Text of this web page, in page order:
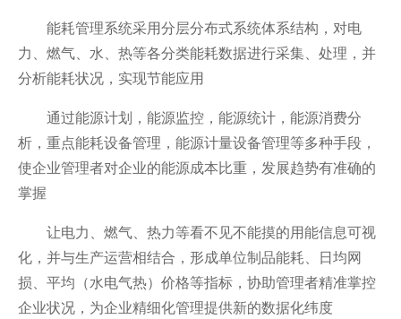
能耗管理系统采用分层分布式系统体系结构，对电
力、燃气、水、热等各分类能耗数据进行采集、处理，并
分析能耗状况，实现节能应用
通过能源计划，能源监控，能源统计，能源消费分
析，重点能耗设备管理，能源计量设备管理等多种手段，
使企业管理者对企业的能源成本比重，发展趋势有准确的
掌握
让电力、燃气、热力等看不见不能摸的用能信息可视
化，并与生产运营相结合，形成单位制品能耗、日均网
损、平均（水电气热）价格等指标，协助管理者精准掌控
企业状况，为企业精细化管理提供新的数据化纬度